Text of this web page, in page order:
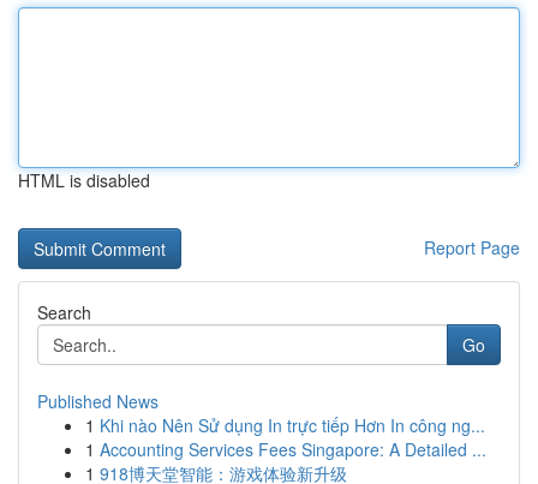
HTML is disabled
Report Page
Search
Go
Published News
1 Khi nào Nên Sử dụng In trực tiếp Hơn In công ng...
1 Accounting Services Fees Singapore: A Detailed ...
1 918博天堂智能：游戏体验新升级